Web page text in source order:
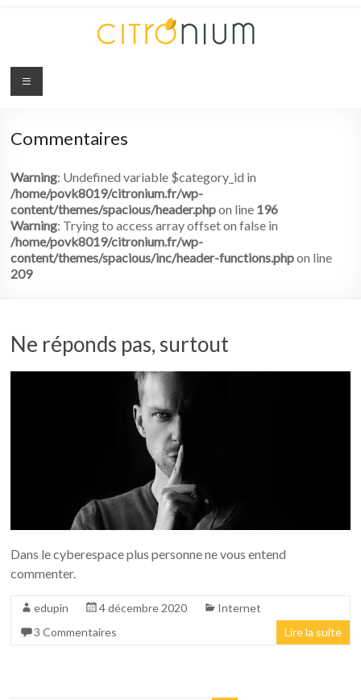
Citronium
Abonnez-
à
Commentaires
Warning: Undefined variable $category_id in
/home/povk8019/citronium.fr/wp-
content/themes/spacious/header.phpon line 196
Warning: Trying to access array offset on false in
/home/povk8019/citronium.fr/wp-
content/themes/spacious/inc/header-functions.phpon line
209
Ne réponds pas, surtout
Dans le cyberespace plus personne ne vous entend
commenter.
edupin 4 décembre 2020
Internet
3 Commentaires
Lire la suite